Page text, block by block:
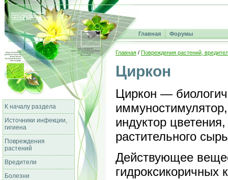
Главная Форумы
К началу раздела
Источники инфекции,
гигиена
Повреждения
растений
Вредители
Болезни
Главная / Повреждения растений,
Циркон
Циркон —
индуктор
растительного
Действующее
гидроксикоричных